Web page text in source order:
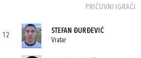
PRIČUVNI IGRAČI
12
STEFAN ĐURĐEVIĆ
Vratar